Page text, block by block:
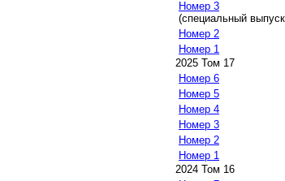
Номер 3
(специальный
Номер 2
Номер 1
2025 Том 17
Номер 6
Номер 5
Номер 4
Номер 3
Номер 2
Номер 1
2024 Том 16